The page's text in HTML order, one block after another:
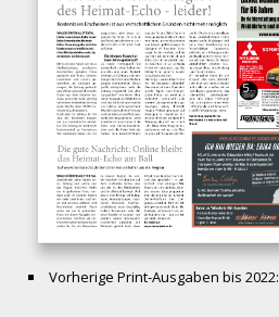
Vorherige Print-Ausgaben bis 2022: